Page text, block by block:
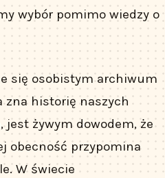
wybór pomimo wiedzy o
się osobistym archiwum
zna historię naszych
żywym dowodem, że
obecność przypomina
W świecie